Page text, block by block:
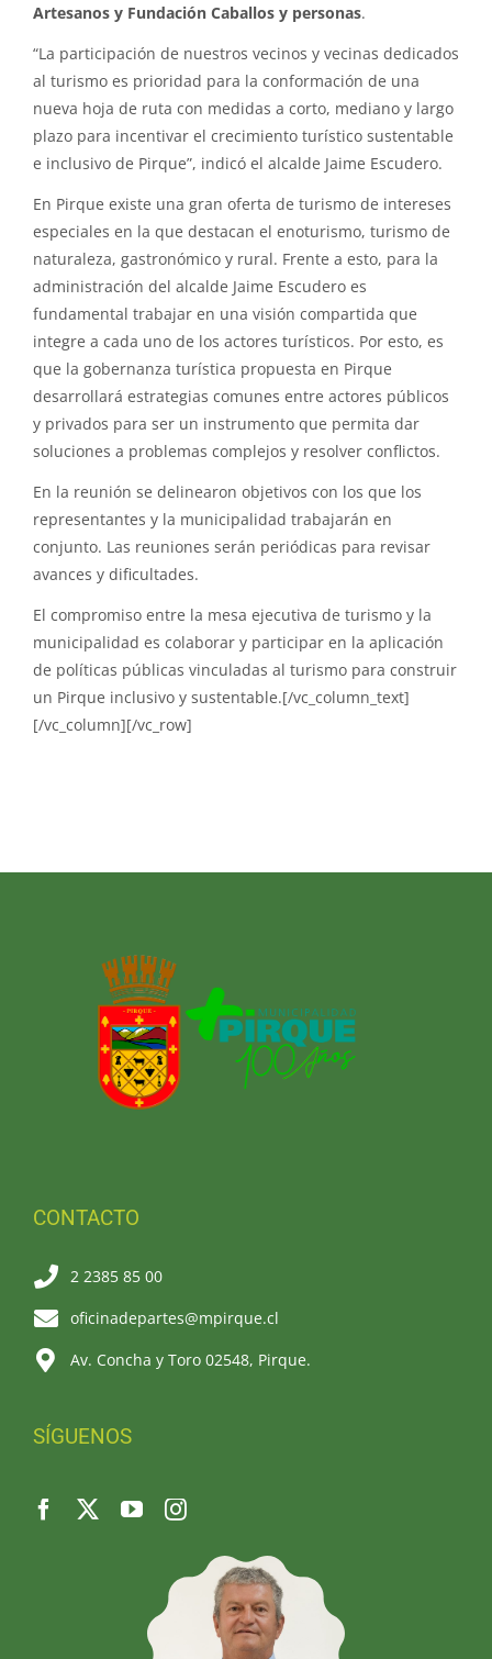
Artesanos y Fundación Caballos y personas.
“La participación de nuestros vecinos y vecinas dedicados
al turismo es prioridad para la conformación de una
nueva hoja de ruta con medidas a corto, mediano y largo
plazo para incentivar el crecimiento turístico sustentable
e inclusivo de Pirque”, indicó el alcalde Jaime Escudero.
En Pirque existe una gran oferta de turismo de intereses
especiales en la que destacan el enoturismo, turismo de
naturaleza, gastronómico y rural. Frente a esto, para la
administración del alcalde Jaime Escudero es
fundamental trabajar en una visión compartida que
integre a cada uno de los actores turísticos. Por esto, es
que la gobernanza turística propuesta en Pirque
desarrollará estrategias comunes entre actores públicos
y privados para ser un instrumento que permita dar
soluciones a problemas complejos y resolver conflictos.
En la reunión se delinearon objetivos con los que los
representantes y la municipalidad trabajarán en
conjunto. Las reuniones serán periódicas para revisar
avances y dificultades.
El compromiso entre la mesa ejecutiva de turismo y la
municipalidad es colaborar y participar en la aplicación
de políticas públicas vinculadas al turismo para construir
un Pirque inclusivo y sustentable.[/vc_column_text]
[/vc_column][/vc_row]
CONTACTO
2 2385 85 00
oficinadepartes@mpirque.cl
Av. Concha y Toro 02548, Pirque.
SÍGUENOS